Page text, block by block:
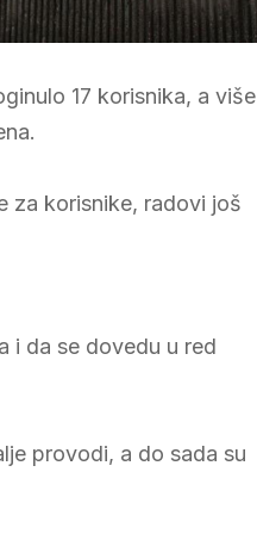
17 korisnika, a više
za korisnike, radovi još
i da se dovedu u red
provodi, a do sada su